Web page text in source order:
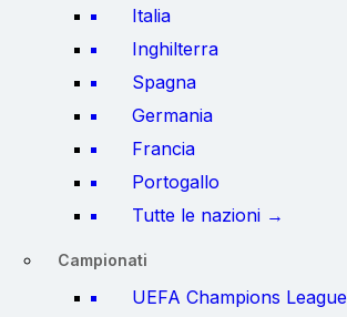
Italia
Inghilterra
Spagna
Germania
Francia
Portogallo
Tutte le nazioni →
Campionati
UEFA Champions League